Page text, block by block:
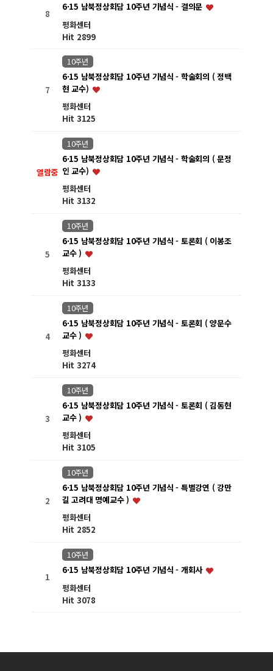
8
6·15 남북정상회담 10주년 기념식 - 결의문
평화센터
Hit 2899
7
10주년
6·15 남북정상회담 10주년 기념식 - 학술회의 ( 정백
현 교수)
평화센터
Hit 3125
열람중
10주년
6·15 남북정상회담 10주년 기념식 - 학술회의 ( 문정
인 교수)
평화센터
Hit 3132
5
10주년
6·15 남북정상회담 10주년 기념식 - 토론회 ( 이봉조
교수 )
평화센터
Hit 3133
4
10주년
6·15 남북정상회담 10주년 기념식 - 토론회 ( 양문수
교수 )
평화센터
Hit 3274
3
10주년
6·15 남북정상회담 10주년 기념식 - 토론회 ( 김동현
교수 )
평화센터
Hit 3105
2
10주년
6·15 남북정상회담 10주년 기념식 - 특별강연 ( 강만
길 고려대 명예교수 )
평화센터
Hit 2852
1
10주년
6·15 남북정상회담 10주년 기념식 - 개회사
평화센터
Hit 3078